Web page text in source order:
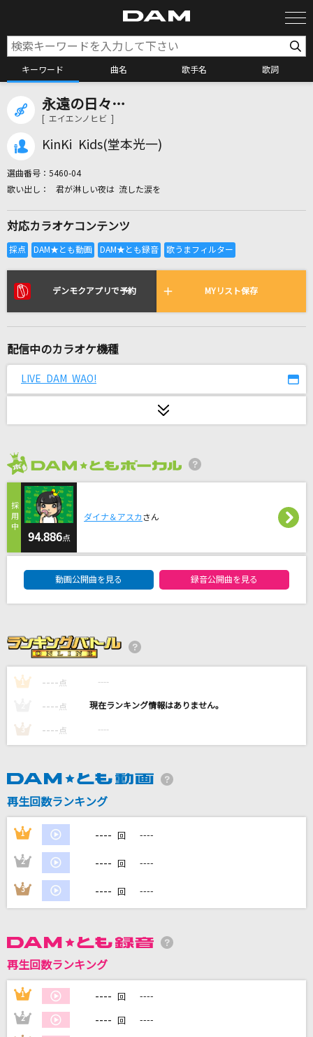
キーワード 曲名 歌手名 歌詞
カラオケ検索
カラオケ店舗検索
全国りれき
リアルタイムで歌われている曲の一覧
愛のかたまり
[生音]恋におちて-Fall in love-
山口百恵
鱗(うろこ)
キルマー
煮ル果実
Lemon
米津玄師
[プロオケ]オリオンをなぞる
UNISON SQUARE GARDEN
Pangarap Ko Ang Ibigin Ka [パンガラップ コ
Regine Velasquez [レジン ヴェラスケス]
ALPHA DRIVE ONE
もっと見る
DAMに会員登録・ログインして
永遠の日々…
[ エイエンノヒビ ]
KinKi Kids(堂本光一)
選曲番号： 5460-04
君が淋しい夜は 流した涙を
対応カラオケコンテンツ
デンモクアプリで予約 MYリスト保存
配信中のカラオケ機種
LIVE DAM WAO!
94.886点
ダイナ＆アスカ さん
動画公開曲を見る 録音公開曲を見る
1 ---- 点 ----
---- 点 ----
3 ---- 点 ----
再生回数ランキング
1 ---- 回 ----
2 ---- 回 ----
3 ---- 回 ----
再生回数ランキング
1 ---- 回 ----
2 ---- 回 ----